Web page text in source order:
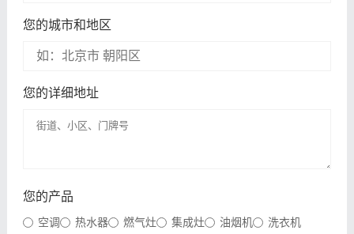
您的城市和地区
您的详细地址
您的产品
空调 热水器 燃气灶 集成灶 油烟机
洗衣机